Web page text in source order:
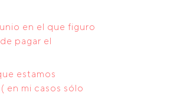
en el que figuro
pagar el
estamos
en mi casos sólo